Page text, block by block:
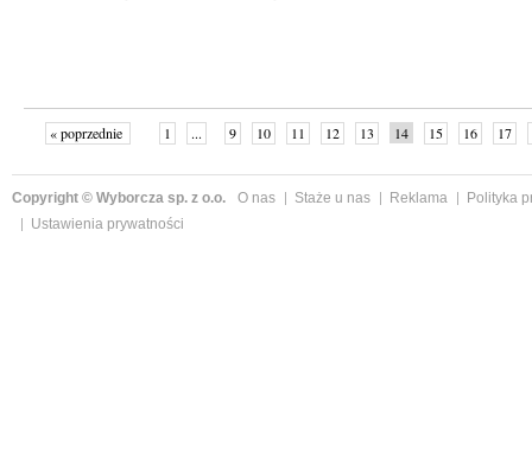
« poprzednie 1 ... 9 10 11 12 13 14 15 16 17
Copyright © Wyborcza sp. z o.o. O nas Staże u nas Reklama
Polityka
Ustawienia prywatności